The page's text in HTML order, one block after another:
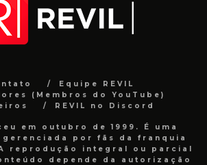
Equipe REVIL
(Membros do YouTube)
REVIL no Discord
em outubro de 1999. É uma
por fãs da franquia
reprodução integral ou parcial
depende da autorização